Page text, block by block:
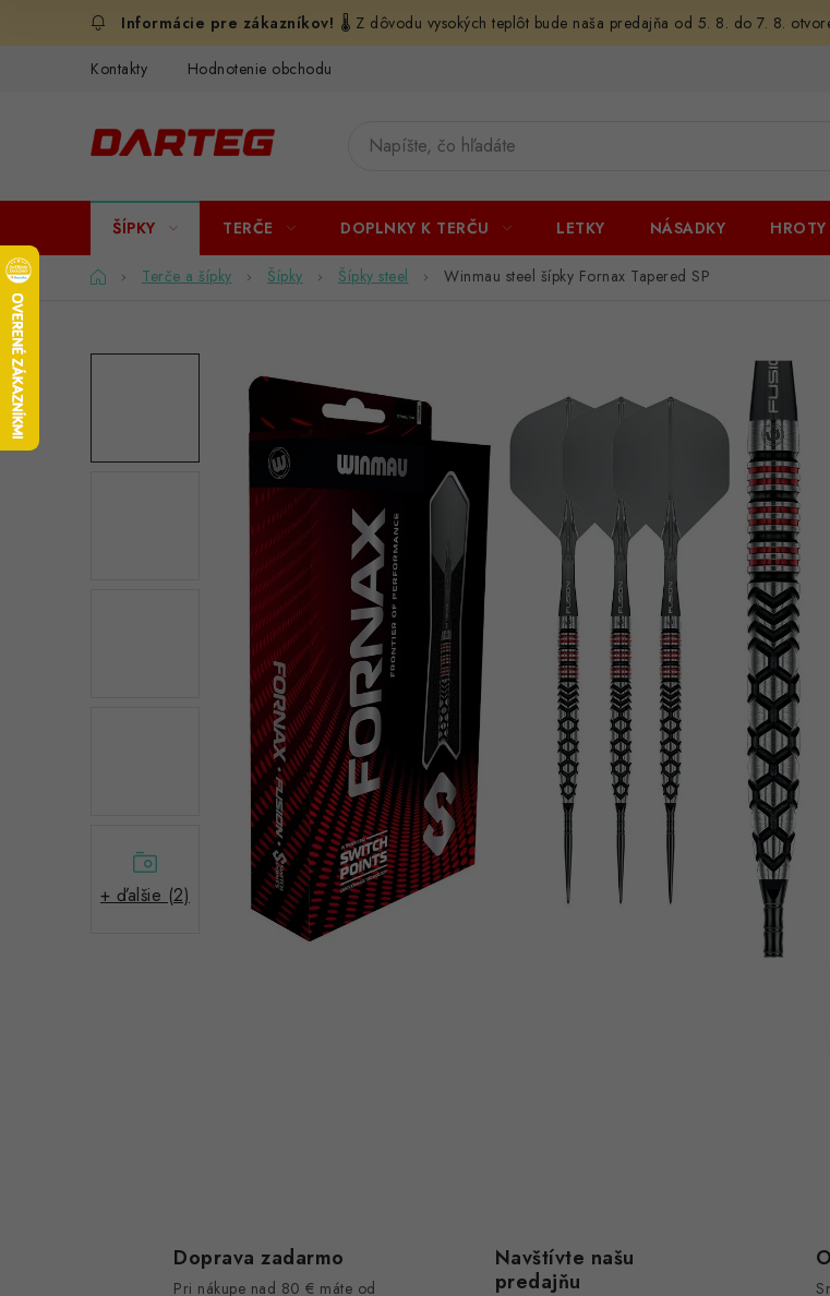
🌡️ Z dôvodu vysokých teplôt bude naša predajňa od 5. 8. do 7. 8.
Kontakty Hodnotenie obchodu
ŠÍPKY TERČE DOPLNKY K TERČU LETKY NÁSADKY HROTY
DomovTerče a šípky Šípky Šípky steel Winmau steel šípky Fornax Tapered SP
+ ďalšie (2)
Doprava zadarmo
Pri nákupe nad 80 € máte od
Navštívte našu
predajňu